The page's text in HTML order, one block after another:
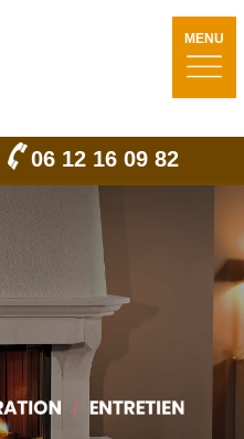
MENU
06 12 16 09 82